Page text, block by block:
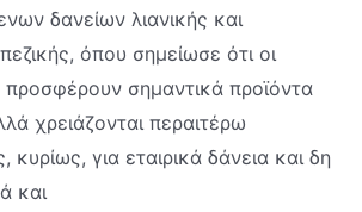
δανείων λιανικής και
όπου σημείωσε ότι οι
σημαντικά προϊόντα
χρειάζονται περαιτέρω
κυρίως, για εταιρικά δάνεια και δη
και